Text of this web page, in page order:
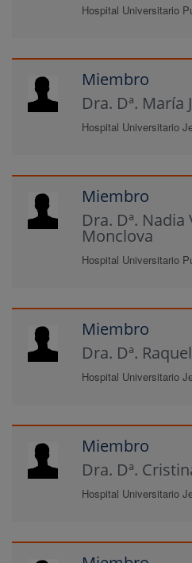
Hospital Universitario
Miembro
Dra. Dª. María
Hospital Universitario
Miembro
Dra. Dª. Nadia
Monclova
Hospital Universitario
Miembro
Dra. Dª.
Hospital Universitario
Miembro
Dra. Dª.
Hospital Universitario